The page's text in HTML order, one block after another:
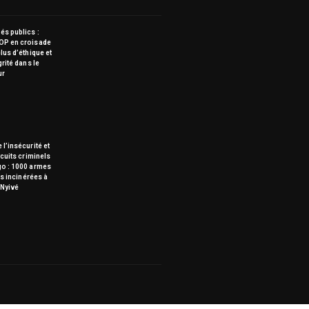
publics :
en croisade
d’éthique et
dans le
l’insécurité et
criminels
: 1000 armes
incinérées à